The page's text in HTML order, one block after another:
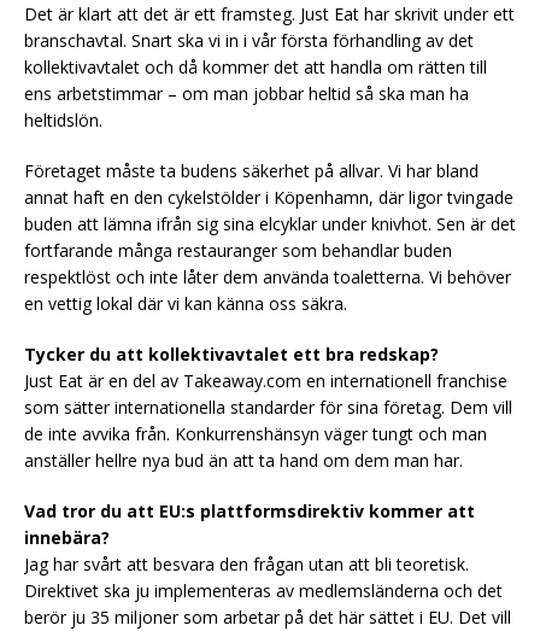
Det är klart att det är ett framsteg. Just Eat har skrivit under ett
branschavtal. Snart ska vi in i vår första förhandling av det
kollektivavtalet och då kommer det att handla om rätten till
ens arbetstimmar – om man jobbar heltid så ska man ha
heltidslön.
Företaget måste ta budens säkerhet på allvar. Vi har bland
annat haft en den cykelstölder i Köpenhamn, där ligor tvingade
buden att lämna ifrån sig sina elcyklar under knivhot. Sen är det
fortfarande många restauranger som behandlar buden
respektlöst och inte låter dem använda toaletterna. Vi behöver
en vettig lokal där vi kan känna oss säkra.
Tycker du att kollektivavtalet ett bra redskap?
Just Eat är en del av Takeaway.com en internationell franchise
som sätter internationella standarder för sina företag. Dem vill
de inte avvika från. Konkurrenshänsyn väger tungt och man
anställer hellre nya bud än att ta hand om dem man har.
Vad tror du att EU:s plattformsdirektiv kommer att
innebära?
Jag har svårt att besvara den frågan utan att bli teoretisk.
Direktivet ska ju implementeras av medlemsländerna och det
berör ju 35 miljoner som arbetar på det här sättet i EU. Det vill